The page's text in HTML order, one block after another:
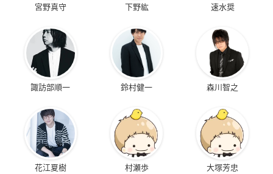
宮野真守 下野紘 速水奨
諏訪部順一 鈴村健一 森川智之
花江夏樹 村瀬歩 大塚芳忠